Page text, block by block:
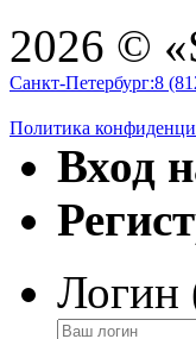
2026 ©
Санкт-Петербург:8
Политика
Вход
Логин